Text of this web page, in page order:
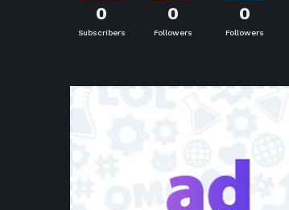
0
Followers
0
Followers
0
Subscribers